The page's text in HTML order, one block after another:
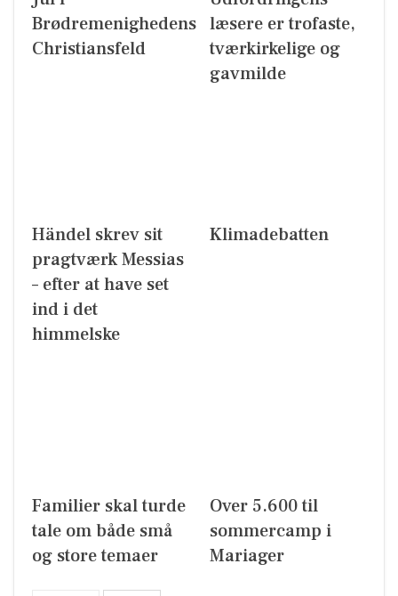
Brødremenighedens
Christiansfeld
læsere er trofaste,
tværkirkelige og
gavmilde
Händel skrev sit
pragtværk Messias
– efter at have set
ind i det
himmelske
Klimadebatten
Familier skal turde
tale om både små
og store temaer
Over 5.600 til
sommercamp i
Mariager